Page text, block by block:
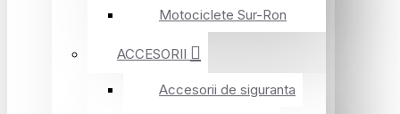
Motociclete Sur-Ron
ACCESORII
Accesorii de siguranta